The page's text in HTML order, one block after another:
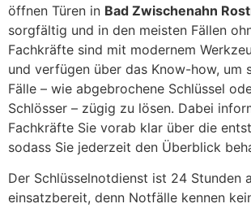
öffnen Türen in Bad Zwischenahn
sorgfältig und in den meisten Fällen
Fachkräfte sind mit modernem
und verfügen über das Know-how, um
Fälle – wie abgebrochene Schlüssel
Schlösser – zügig zu lösen. Dabei
Fachkräfte Sie vorab klar über die
sodass Sie jederzeit den Überblick
Der Schlüsselnotdienst ist 24 Stunden
einsatzbereit, denn Notfälle kennen